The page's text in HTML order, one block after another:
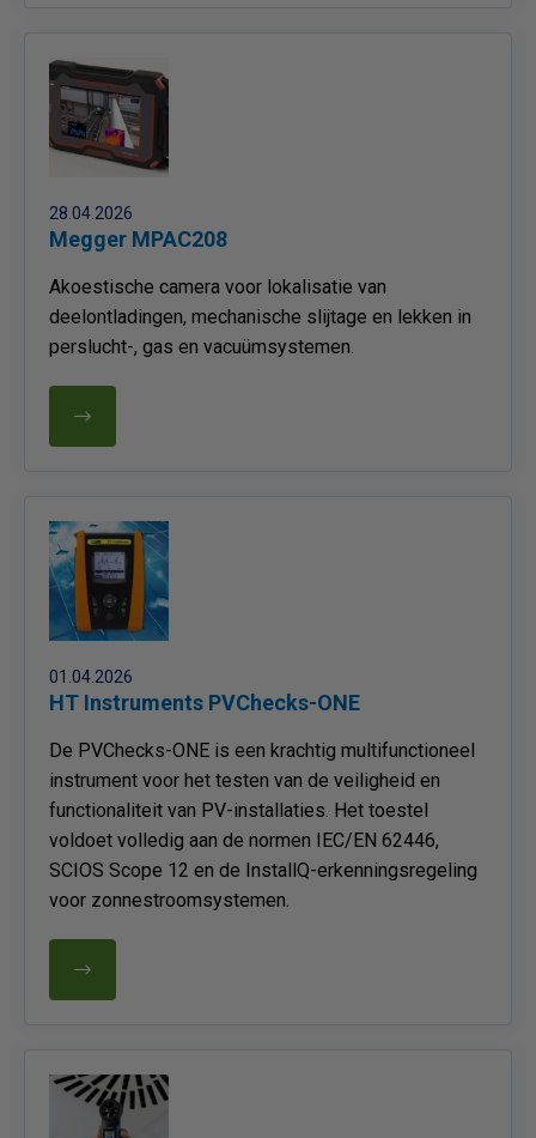
28.04.2026
Megger MPAC208
Akoestische camera voor lokalisatie van
deelontladingen, mechanische slijtage en lekken in
perslucht-, gas en vacuümsystemen.
01.04.2026
HT Instruments PVChecks-ONE
De PVChecks-ONE is een krachtig multifunctioneel
instrument voor het testen van de veiligheid en
functionaliteit van PV-installaties. Het toestel
voldoet volledig aan de normen IEC/EN 62446,
SCIOS Scope 12 en de InstallQ-erkenningsregeling
voor zonnestroomsystemen.